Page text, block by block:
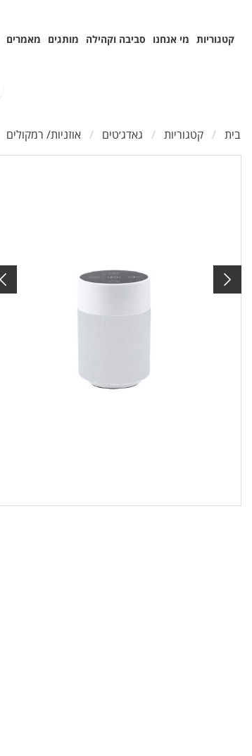
קטגוריות מי אנחנו סביבה וקהילה מותגים מאמרים
בית קטגוריות גאדג׳טים אוזניות/ רמקולים